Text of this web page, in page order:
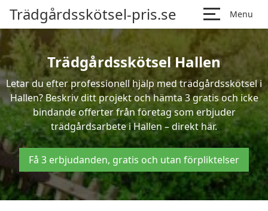
Trädgårdsskötsel-pris.se Menu
Trädgårdsskötsel Hallen
Letar du efter professionell hjälp med trädgårdsskötsel i
Hallen? Beskriv ditt projekt och hämta 3 gratis och icke
bindande offerter från företag som erbjuder
trädgårdsarbete i Hallen – direkt här.
Få 3 erbjudanden, gratis och utan förpliktelser